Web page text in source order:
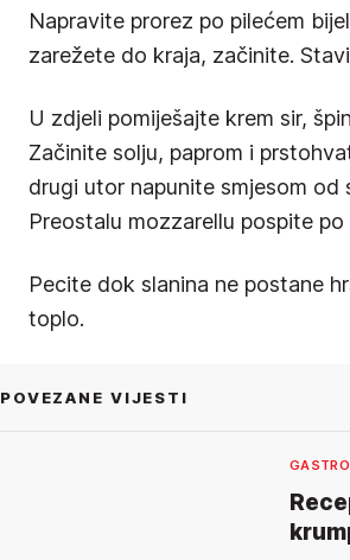
Napravite prorez po pilećem
zarežete do kraja, začinite.
U zdjeli pomiješajte krem sir,
Začinite solju, paprom i
drugi utor napunite smjesom od
Preostalu mozzarellu pospite
Pecite dok slanina ne postane
toplo.
POVEZANE VIJESTI
GASTRO